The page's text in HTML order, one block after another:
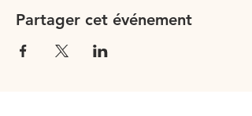
Partager cet événement